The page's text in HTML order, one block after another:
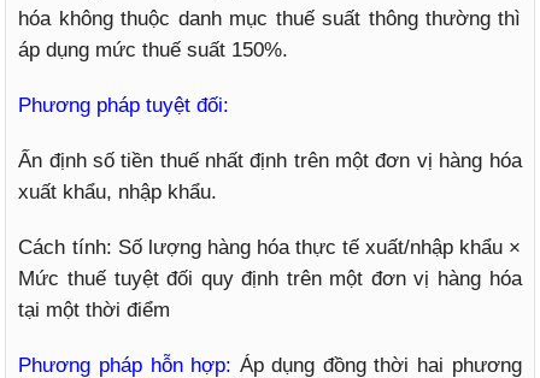
hóa không thuộc danh mục thuế suất thông thường thì
áp dụng mức thuế suất 150%.
Phương pháp tuyệt đối:
Ấn định số tiền thuế nhất định trên một đơn vị hàng hóa
xuất khẩu, nhập khẩu.
Cách tính: Số lượng hàng hóa thực tế xuất/nhập khẩu ×
Mức thuế tuyệt đối quy định trên một đơn vị hàng hóa
tại một thời điểm
Phương pháp hỗn hợp: Áp dụng đồng thời hai phương